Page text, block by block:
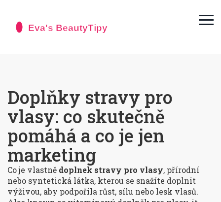
Doplňky stravy pro
vlasy: co skutečně
pomáhá a co je jen
marketing
Co je vlastně doplnek stravy pro vlasy, přírodní
nebo syntetická látka, kterou se snažíte doplnit
výživou, aby podpořila růst, sílu nebo lesk vlasů.